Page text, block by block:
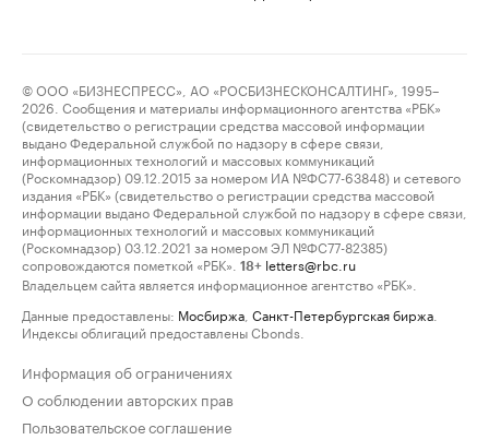
© ООО «БИЗНЕСПРЕСС», АО «РОСБИЗНЕСКОНСАЛТИНГ», 1995–
2026. Сообщения и материалы информационного агентства «РБК»
(свидетельство о регистрации средства массовой информации
выдано Федеральной службой по надзору в сфере связи,
информационных технологий и массовых коммуникаций
(Роскомнадзор) 09.12.2015 за номером ИА №ФС77-63848) и сетевого
издания «РБК» (свидетельство о регистрации средства массовой
информации выдано Федеральной службой по надзору в сфере связи,
информационных технологий и массовых коммуникаций
(Роскомнадзор) 03.12.2021 за номером ЭЛ №ФС77-82385)
сопровождаются пометкой «РБК».
18+ letters@rbc.ru
Владельцем сайта является информационное агентство «РБК».
Данные предоставлены: Мосбиржа Санкт-Петербургская биржа
Индексы облигаций предоставлены Cbonds.
Информация об ограничениях
О соблюдении авторских прав
Пользовательское соглашение